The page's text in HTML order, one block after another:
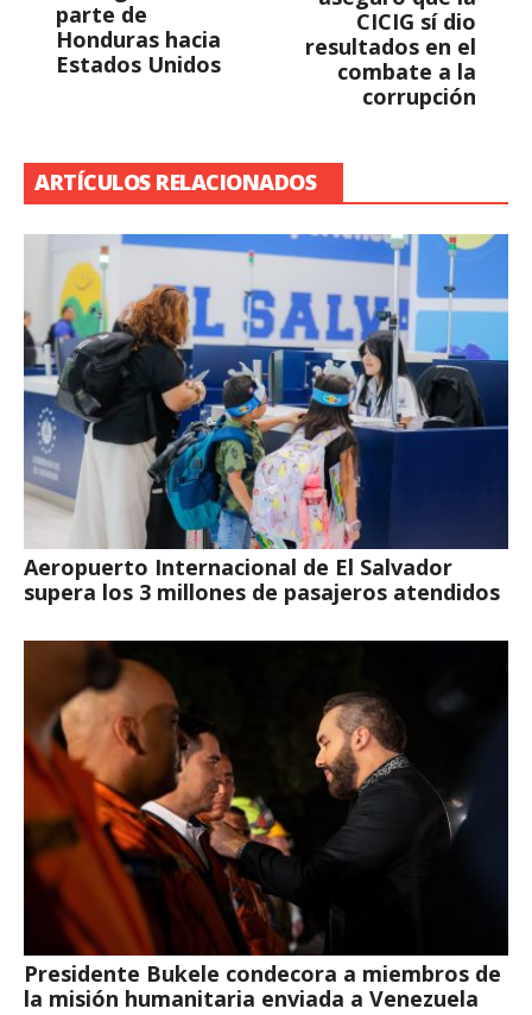
parte de
Honduras hacia
Estados Unidos
CICIG sí dio
resultados en el
combate a la
corrupción
ARTÍCULOS RELACIONADOS
Aeropuerto Internacional de El Salvador
supera los 3 millones de pasajeros atendidos
Presidente Bukele condecora a miembros de
la misión humanitaria enviada a Venezuela